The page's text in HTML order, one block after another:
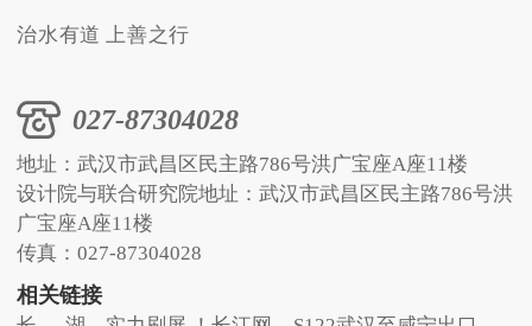
治水有道 上善之行
027-87304028
地址：武汉市武昌区民主路786号洪广宝座A座11楼
设计院与联合研究院地址：武汉市武昌区民主路786号洪
广宝座A座11楼
传真：027-87304028
相关链接